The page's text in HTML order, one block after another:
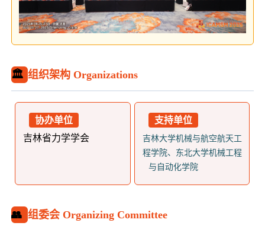
🏛️ 组织架构 Organizations
协办单位
吉林省力学学会
支持单位
吉林大学机械与航空航天工
程学院、东北大学机械工程
与自动化学院
👥 组委会 Organizing Committee